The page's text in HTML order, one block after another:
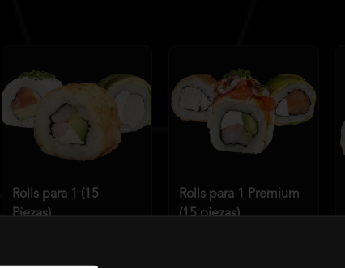
Rolls para 1 (15
Piezas)
Rolls para 1 Premium
(15 piezas)